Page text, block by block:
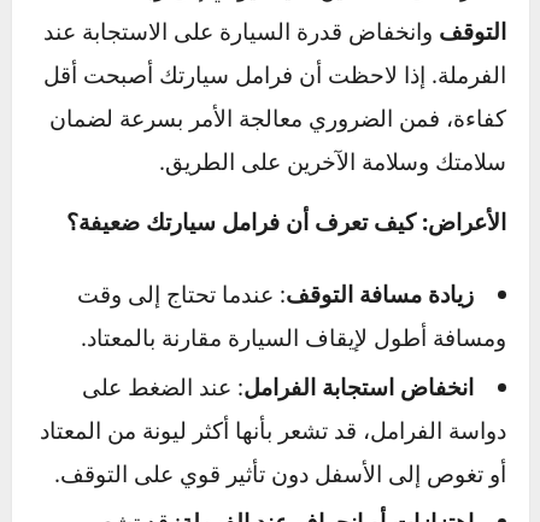
ضعف الفرامل من أكثر المشاكل التي تشكّل
خطرًا على السائقين، حيث يؤدي إلى زيادة مسافة
التوقفوانخفاض قدرة السيارة على الاستجابة عند
الفرملة. إذا لاحظت أن فرامل سيارتك أصبحت أقل
كفاءة، فمن الضروري معالجة الأمر بسرعة لضمان